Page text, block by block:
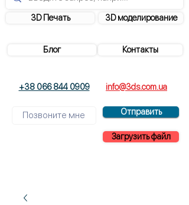
3D моделирование
Контакты
3D Печать
+38 066 844 0909 info@3ds.com.ua
Отправить
Загрузить файл
Блог